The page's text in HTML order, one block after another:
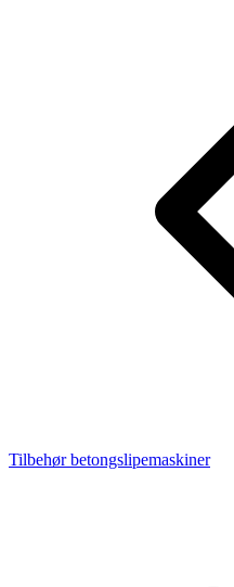
Tilbehør betongslipemaskiner